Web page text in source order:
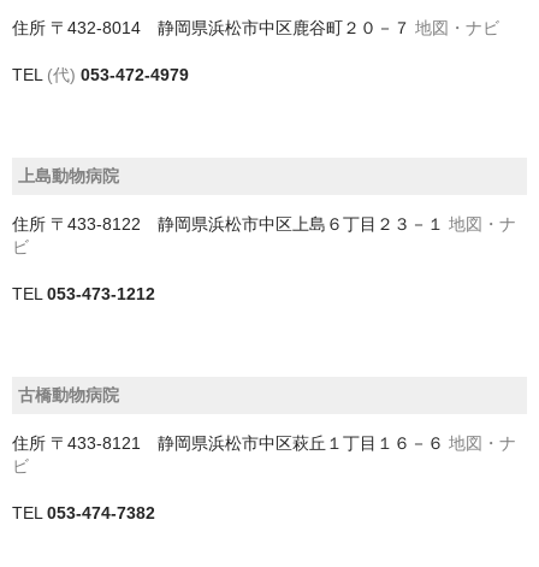
富里市
山武市
山武郡横芝光町
市原市
成田市
我孫子市
住所 〒432-8014 静岡県浜松市中区鹿谷町２０－７ 地図・ナビ
TEL (代) 053-472-4979
上島動物病院
住所 〒433-8122 静岡県浜松市中区上島６丁目２３－１ 地図・ナ
ビ
TEL 053-473-1212
古橋動物病院
住所 〒433-8121 静岡県浜松市中区萩丘１丁目１６－６ 地図・ナ
ビ
TEL 053-474-7382